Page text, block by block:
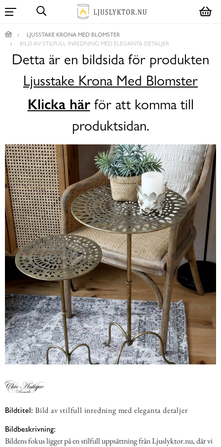
LJUSSTAKE KRONA MED BLOMSTER
BILD AV STILFULL INREDNING MED ELEGANTA DETALJER
Detta är en bildsida för produkten
Ljusstake Krona Med Blomster
Klicka härför att komma till
produktsidan.
Bildtitel: Bild av stilfull inredning med eleganta detaljer
Bildbeskrivning:
Bildens fokus ligger på en stilfull uppsättning från Ljuslyktor.nu, där vi